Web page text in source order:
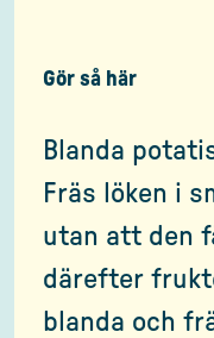
Gör så här
Blanda
Fräs löken i
utan att den
därefter
blanda och